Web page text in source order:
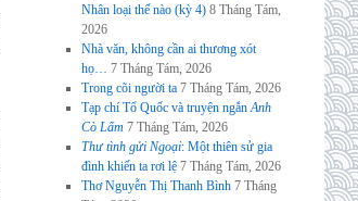
Nhân loại thế nào (kỳ 4) 8 Tháng Tám,
2026
Nhà văn, không cần ai thương xót
họ… 7 Tháng Tám, 2026
Trong cõi người ta 7 Tháng Tám, 2026
Tạp chí Tổ Quốc và truyện ngắnAnh
Cò Lấm 7 Tháng Tám, 2026
Thư tình gửi Ngoại: Một thiên sử gia
đình khiến ta rơi lệ 7 Tháng Tám, 2026
Thơ Nguyễn Thị Thanh Bình 7 Tháng